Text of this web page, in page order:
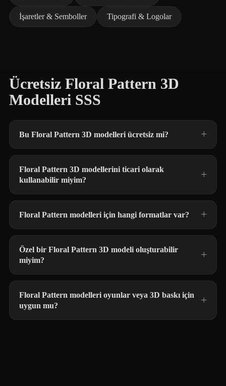
İşaretler & Semboller Tipografi & Logolar
Ücretsiz Floral Pattern 3D
Modelleri SSS
Bu Floral Pattern 3D modelleri ücretsiz mi?
Floral Pattern 3D modellerini ticari olarak
kullanabilir miyim?
Floral Pattern modelleri için hangi formatlar var?
Özel bir Floral Pattern 3D modeli oluşturabilir
miyim?
Floral Pattern modelleri oyunlar veya 3D baskı için
uygun mu?